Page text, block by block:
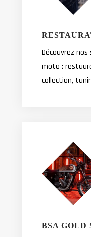
Découvrez
moto :
collection,
BSA GOLD